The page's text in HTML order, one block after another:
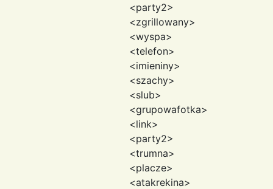
<party2>
<zgrillowany>
<wyspa>
<telefon>
<imieniny>
<szachy>
<slub>
<grupowafotka>
<link>
<party2>
<trumna>
<placze>
<atakrekina>